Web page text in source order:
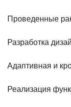
Проведенные
Разработка
Адаптивная и
Реализация